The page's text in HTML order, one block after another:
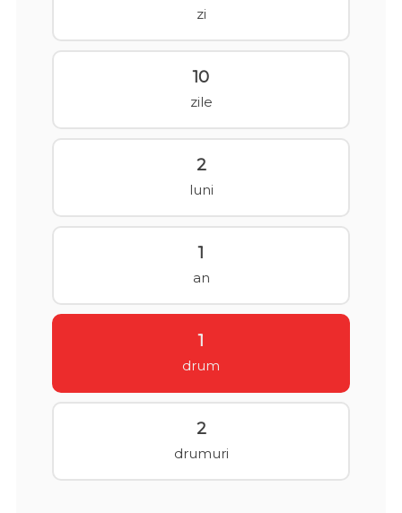
zi
10
zile
2
luni
1
an
1
drum
2
drumuri